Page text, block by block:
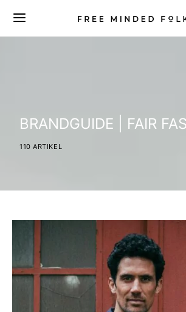
BRANDGUIDE | FAIR
110 ARTIKEL